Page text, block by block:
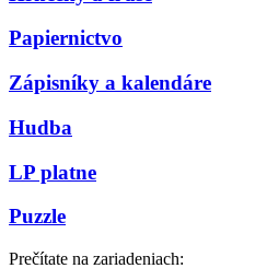
Papiernictvo
Zápisníky a kalendáre
Hudba
LP platne
Puzzle
Prečítate na zariadeniach: